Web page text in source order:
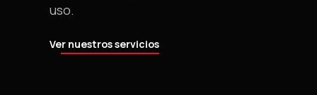
Ver nuestros productos
uso.
Ver nuestros servicios
Ver nuestros locales